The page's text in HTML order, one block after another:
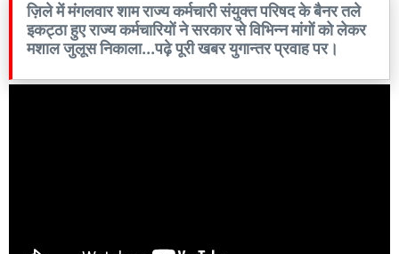
ज़िले में मंगलवार शाम राज्य कर्मचारी संयुक्त परिषद के बैनर तले
इकट्ठा हुए राज्य कर्मचारियों ने सरकार से विभिन्न मांगों को लेकर
मशाल जुलूस निकाला...पढ़े पूरी खबर युगान्तर प्रवाह पर।